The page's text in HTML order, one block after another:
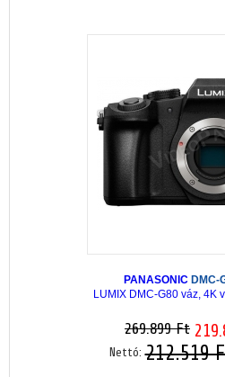
PANASONIC DMC-
LUMIX DMC-G80 váz, 4K
269.899 Ft
Nettó:212.519